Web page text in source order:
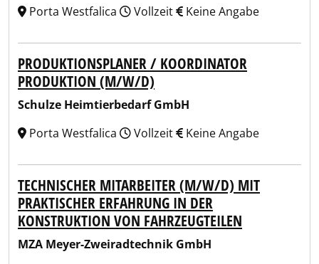
Porta Westfalica
Vollzeit Keine Angabe
PRODUKTIONSPLANER / KOORDINATOR
PRODUKTION (M/W/D)
Schulze Heimtierbedarf GmbH
Porta Westfalica
Vollzeit Keine Angabe
TECHNISCHER MITARBEITER (M/W/D) MIT
PRAKTISCHER ERFAHRUNG IN DER
KONSTRUKTION VON FAHRZEUGTEILEN
MZA Meyer-Zweiradtechnik GmbH